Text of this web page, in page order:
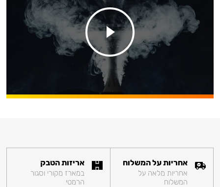
אחריות על המשלוח
אחריות מלאה על
המשלוח
אריזות הטבק
במארז מקורי וסגור
הרמטי